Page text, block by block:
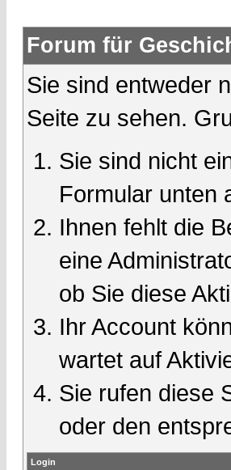
Forum für
Sie sind entweder
Seite zu sehen.
Sie sind nicht
Formular unten
Ihnen fehlt die
eine
ob Sie diese
Ihr Account
wartet auf
Sie rufen diese
oder den
Login